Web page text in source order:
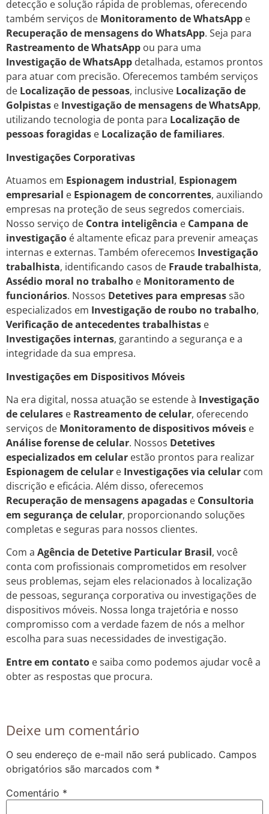
detecção e solução rápida de problemas, oferecendo
também serviços de Monitoramento de WhatsApp e
Recuperação de mensagens do WhatsApp. Seja para
Rastreamento de WhatsApp ou para uma
Investigação de WhatsApp detalhada, estamos prontos
para atuar com precisão. Oferecemos também serviços
de Localização de pessoas, inclusive Localização de
Golpistas e Investigação de mensagens de WhatsApp,
utilizando tecnologia de ponta para Localização de
pessoas foragidas e Localização de familiares.
Investigações Corporativas
Atuamos em Espionagem industrial, Espionagem
empresarial e Espionagem de concorrentes, auxiliando
empresas na proteção de seus segredos comerciais.
Nosso serviço de Contra inteligência e Campana de
investigação é altamente eficaz para prevenir ameaças
internas e externas. Também oferecemos Investigação
trabalhista, identificando casos de Fraude trabalhista,
Assédio moral no trabalho e Monitoramento de
funcionários. Nossos Detetives para empresassão
especializados em Investigação de roubo no trabalho,
Verificação de antecedentes trabalhistas e
Investigações internas, garantindo a segurança e a
integridade da sua empresa.
Investigações em Dispositivos Móveis
Na era digital, nossa atuação se estende à Investigação
de celulares e Rastreamento de celular, oferecendo
serviços de Monitoramento de dispositivos móveis e
Análise forense de celular. Nossos Detetives
especializados em celular estão prontos para realizar
Espionagem de celular e Investigações via celular com
discrição e eficácia. Além disso, oferecemos
Recuperação de mensagens apagadas e Consultoria
em segurança de celular, proporcionando soluções
completas e seguras para nossos clientes.
Com a Agência de Detetive Particular Brasil, você
conta com profissionais comprometidos em resolver
seus problemas, sejam eles relacionados à localização
de pessoas, segurança corporativa ou investigações de
dispositivos móveis. Nossa longa trajetória e nosso
compromisso com a verdade fazem de nós a melhor
escolha para suas necessidades de investigação.
Entre em contato e saiba como podemos ajudar você a
obter as respostas que procura.
Deixe um comentário
O seu endereço de e-mail não será publicado. Campos
obrigatórios são marcados com *
Comentário *